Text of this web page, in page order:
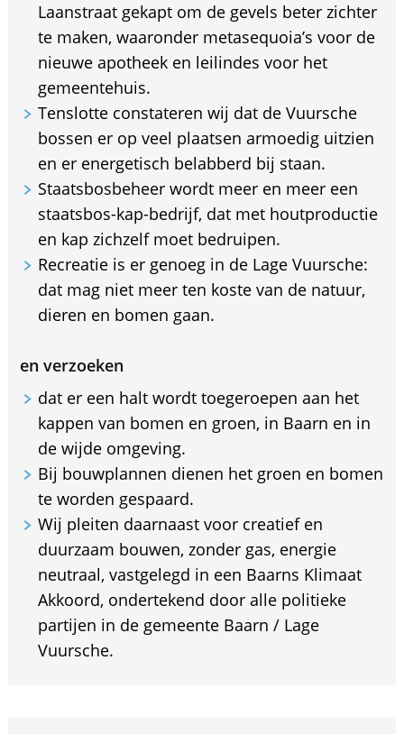
Laanstraat gekapt om de gevels beter zichter
te maken, waaronder metasequoia’s voor de
nieuwe apotheek en leilindes voor het
gemeentehuis.
Tenslotte constateren wij dat de Vuursche
bossen er op veel plaatsen armoedig uitzien
en er energetisch belabberd bij staan.
Staatsbosbeheer wordt meer en meer een
staatsbos-kap-bedrijf, dat met houtproductie
en kap zichzelf moet bedruipen.
Recreatie is er genoeg in de Lage Vuursche:
dat mag niet meer ten koste van de natuur,
dieren en bomen gaan.
en verzoeken
dat er een halt wordt toegeroepen aan het
kappen van bomen en groen, in Baarn en in
de wijde omgeving.
Bij bouwplannen dienen het groen en bomen
te worden gespaard.
Wij pleiten daarnaast voor creatief en
duurzaam bouwen, zonder gas, energie
neutraal, vastgelegd in een Baarns Klimaat
Akkoord, ondertekend door alle politieke
partijen in de gemeente Baarn / Lage
Vuursche.